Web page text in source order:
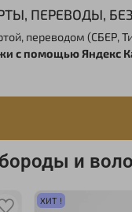
ПЕРЕВОДЫ,
переводом (СБЕР,
с помощью Яндекс
и
ХИТ !